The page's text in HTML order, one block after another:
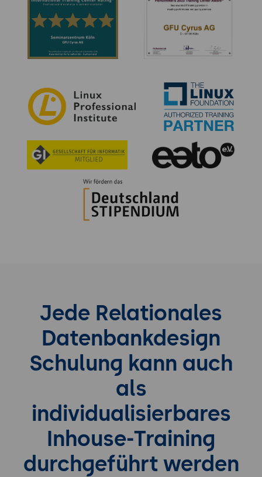
Jede Relationales
Datenbankdesign
Schulung kann auch
als
individualisierbares
Inhouse-Training
durchgeführt werden